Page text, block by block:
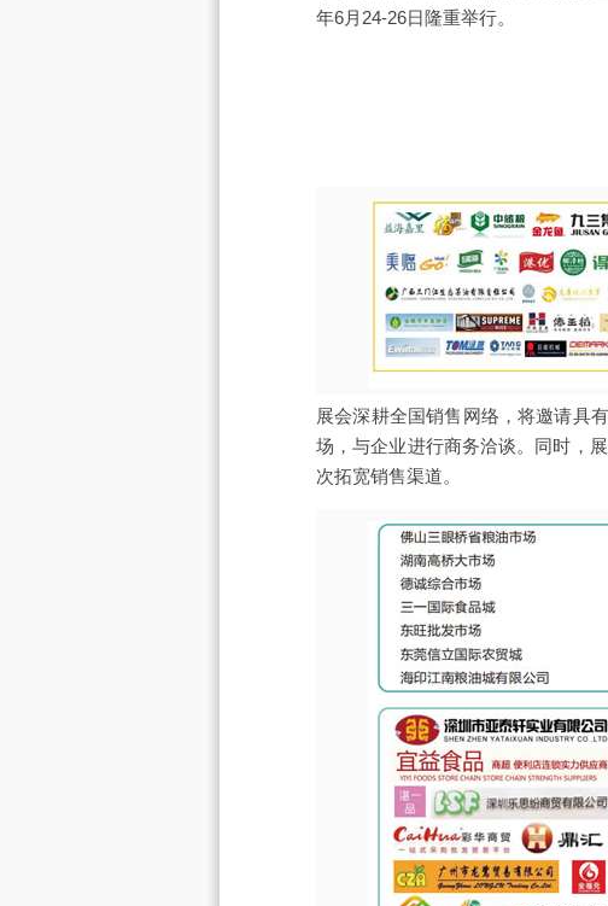
年6月24-26日隆重举行。
展会深耕全国销售网络，将邀请具
场，与企业进行商务洽谈。同时，
次拓宽销售渠道。